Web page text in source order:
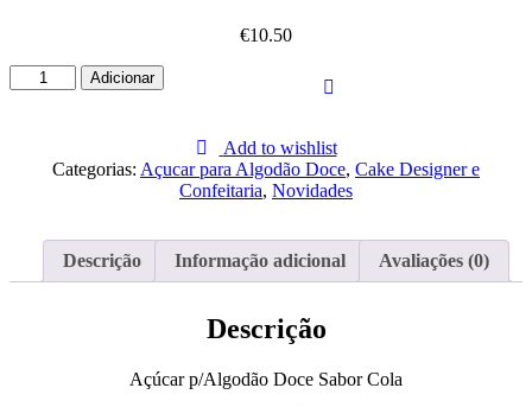
€10.50
Quantidade
de
Algodão
Adicionar
Add to wishlist
Categorias: Açucar para Algodão Doce, Cake Designer e
Confeitaria, Novidades
Descrição Informação adicional Avaliações (0)
Descrição
Açúcar p/Algodão Doce Sabor Cola